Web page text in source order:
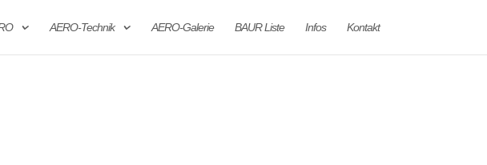
AERO-Technik AERO-Galerie BAUR Liste Infos Kontakt